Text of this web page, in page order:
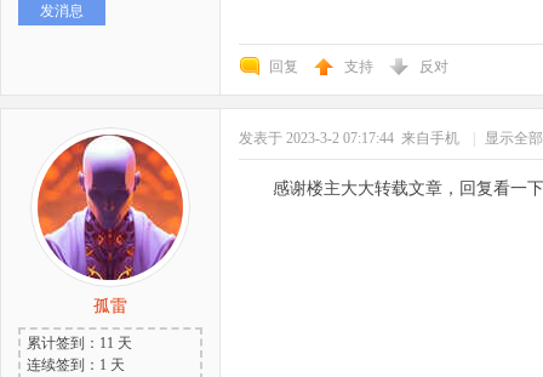
发消息
回复 支持 反对
孤雷
累计签到：11 天
连续签到：1 天
发表于 2023-3-2 07:17:44 来自手机 显示全
感谢楼主大大转载文章，回复看一